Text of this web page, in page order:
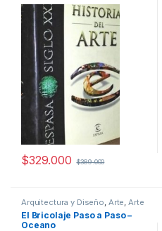
$329.000 $389.000
Arquitectura y Diseño, Arte, Arte
y Afines ,Arte y Pintura,
Decoración, Decoración y
Muebles,
El Bricolaje Paso a Paso –
Oceano